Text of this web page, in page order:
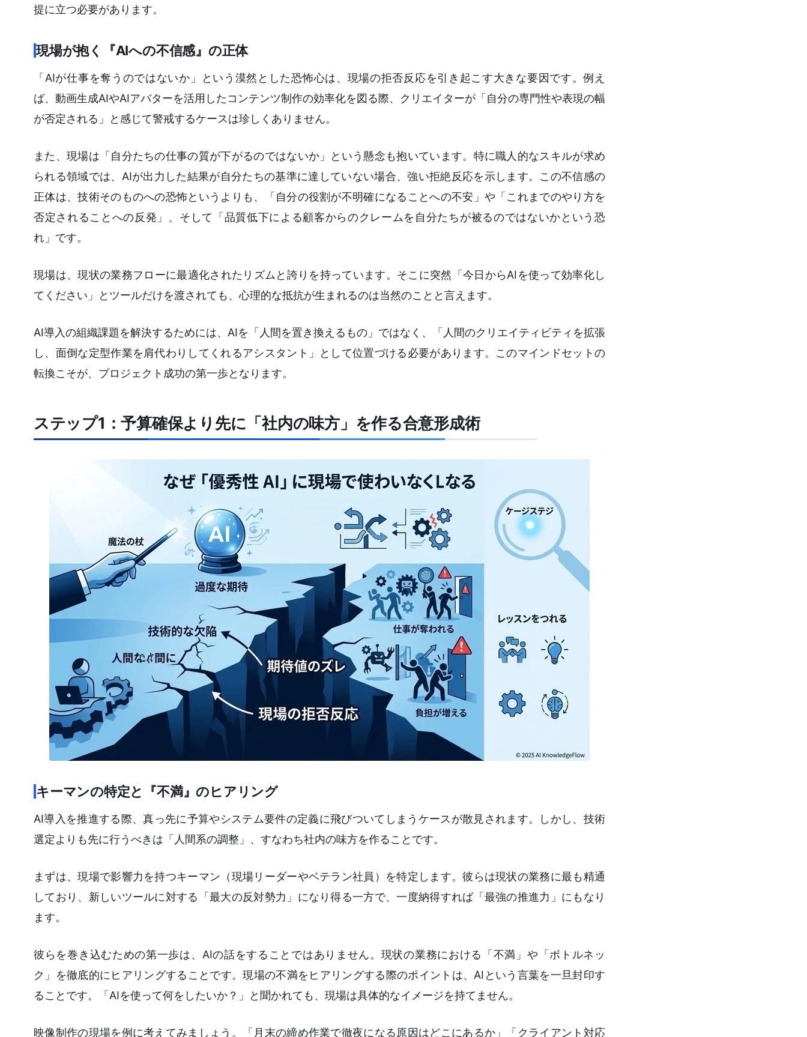
提に立つ必要があります。
現場が抱く『AIへの不信感』の正体
「AIが仕事を奪うのではないか」という漠然とした恐怖心は、現場の拒否反応を引き起こす大きな要因です。例え
ば、動画生成AIやAIアバターを活用したコンテンツ制作の効率化を図る際、クリエイターが「自分の専門性や表現の幅
が否定される」と感じて警戒するケースは珍しくありません。
また、現場は「自分たちの仕事の質が下がるのではないか」という懸念も抱いています。特に職人的なスキルが求め
られる領域では、AIが出力した結果が自分たちの基準に達していない場合、強い拒絶反応を示します。この不信感の
正体は、技術そのものへの恐怖というよりも、「自分の役割が不明確になることへの不安」や「これまでのやり方を
否定されることへの反発」、そして「品質低下による顧客からのクレームを自分たちが被るのではないかという恐
れ」です。
現場は、現状の業務フローに最適化されたリズムと誇りを持っています。そこに突然「今日からAIを使って効率化し
てください」とツールだけを渡されても、心理的な抵抗が生まれるのは当然のことと言えます。
AI導入の組織課題を解決するためには、AIを「人間を置き換えるもの」ではなく、「人間のクリエイティビティを拡張
し、面倒な定型作業を肩代わりしてくれるアシスタント」として位置づける必要があります。このマインドセットの
転換こそが、プロジェクト成功の第一歩となります。
ステップ1：予算確保より先に「社内の味方」を作る合意形成術
キーマンの特定と『不満』のヒアリング
AI導入を推進する際、真っ先に予算やシステム要件の定義に飛びついてしまうケースが散見されます。しかし、技術
選定よりも先に行うべきは「人間系の調整」、すなわち社内の味方を作ることです。
まずは、現場で影響力を持つキーマン（現場リーダーやベテラン社員）を特定します。彼らは現状の業務に最も精通
しており、新しいツールに対する「最大の反対勢力」になり得る一方で、一度納得すれば「最強の推進力」にもなり
ます。
彼らを巻き込むための第一歩は、AIの話をすることではありません。現状の業務における「不満」や「ボトルネッ
ク」を徹底的にヒアリングすることです。現場の不満をヒアリングする際のポイントは、AIという言葉を一旦封印す
ることです。「AIを使って何をしたいか？」と聞かれても、現場は具体的なイメージを持てません。
映像制作の現場を例に考えてみましょう。「月末の締め作業で徹夜になる原因はどこにあるか」「クライアント対応